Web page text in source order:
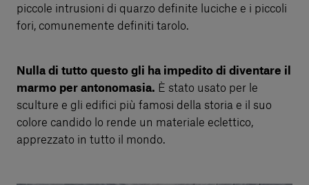
piccole intrusioni di quarzo definite luciche e i piccoli
fori, comunemente definiti tarolo.
Nulla di tutto questo gli ha impedito di diventare il
marmo per antonomasia. È stato usato per le
sculture e gli edifici più famosi della storia e il suo
colore candido lo rende un materiale eclettico,
apprezzato in tutto il mondo.